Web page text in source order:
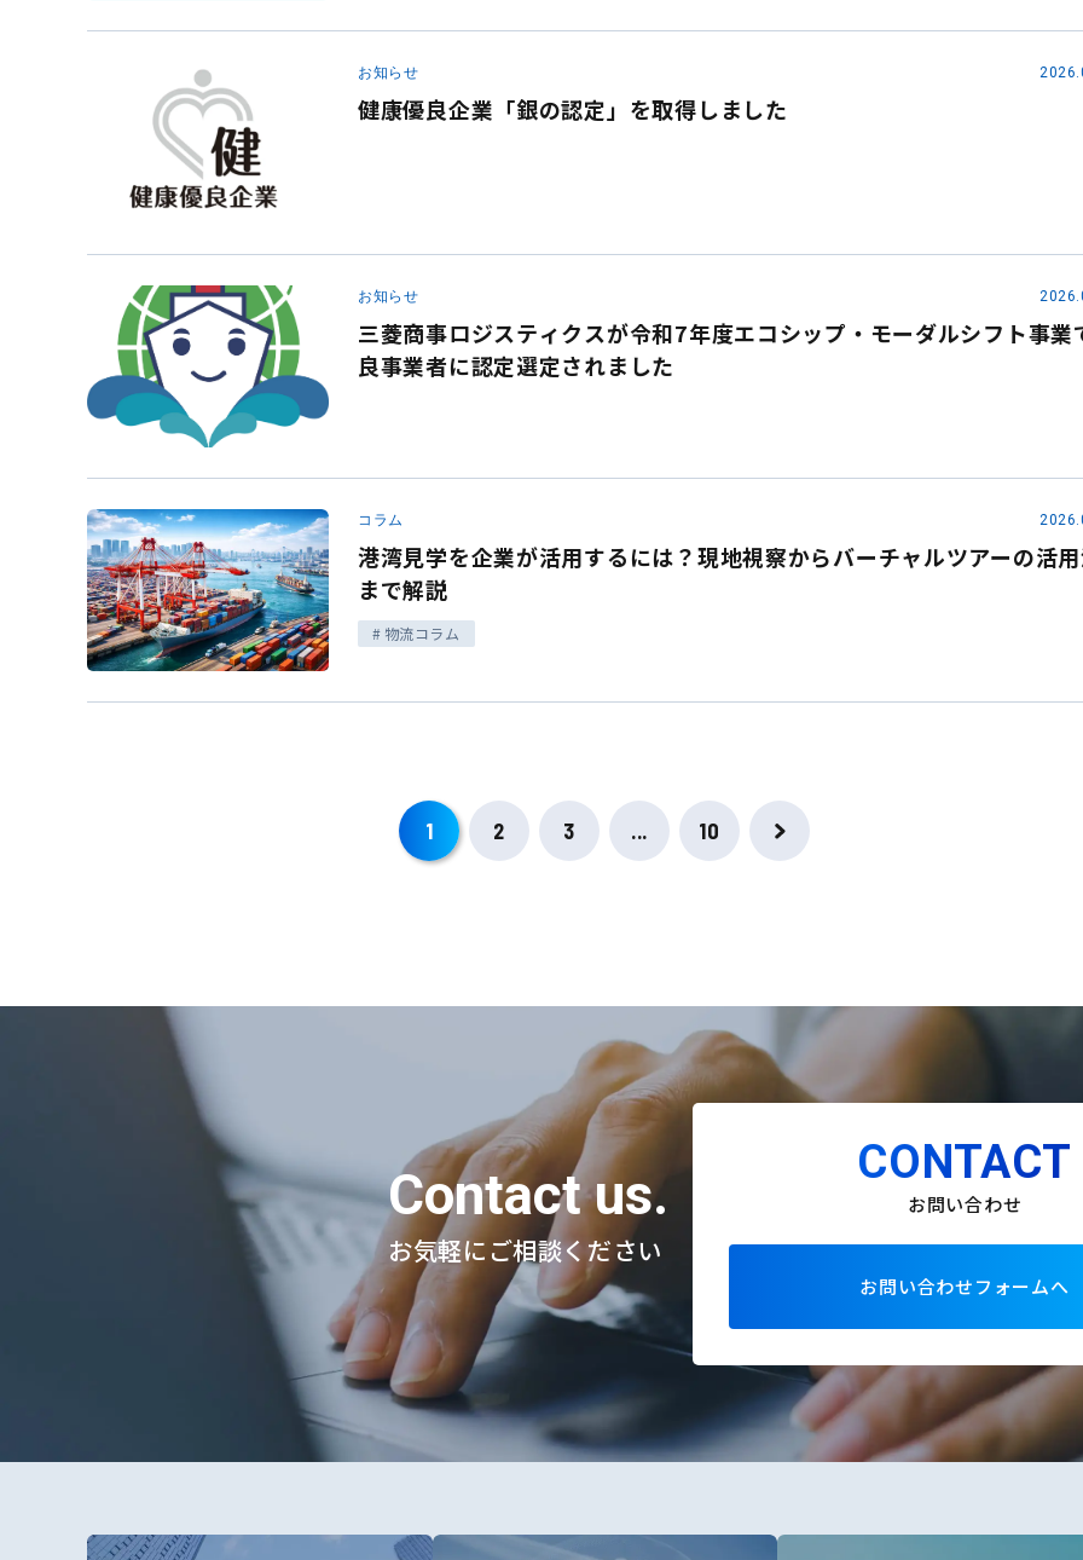
お知らせ
健康優良企業「銀の認定」を取得しました
お知らせ
三菱商事ロジスティクスが令和7年度エコシップ・モーダルシフト事業
良事業者に認定選定されました
コラム
港湾見学を企業が活用するには？現地視察からバーチャルツアーの活
まで解説
物流コラム
1 2 3 ... 10
Contact us.
お気軽にご相談ください
CONTACT
お問い合わせ
お問い合わせフォームへ